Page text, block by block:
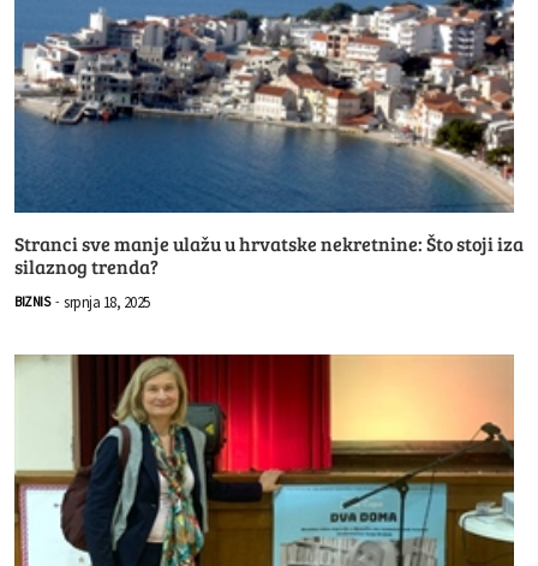
Stranci sve manje ulažu u hrvatske nekretnine: Što stoji iza
silaznog trenda?
BIZNIS - srpnja 18, 2025